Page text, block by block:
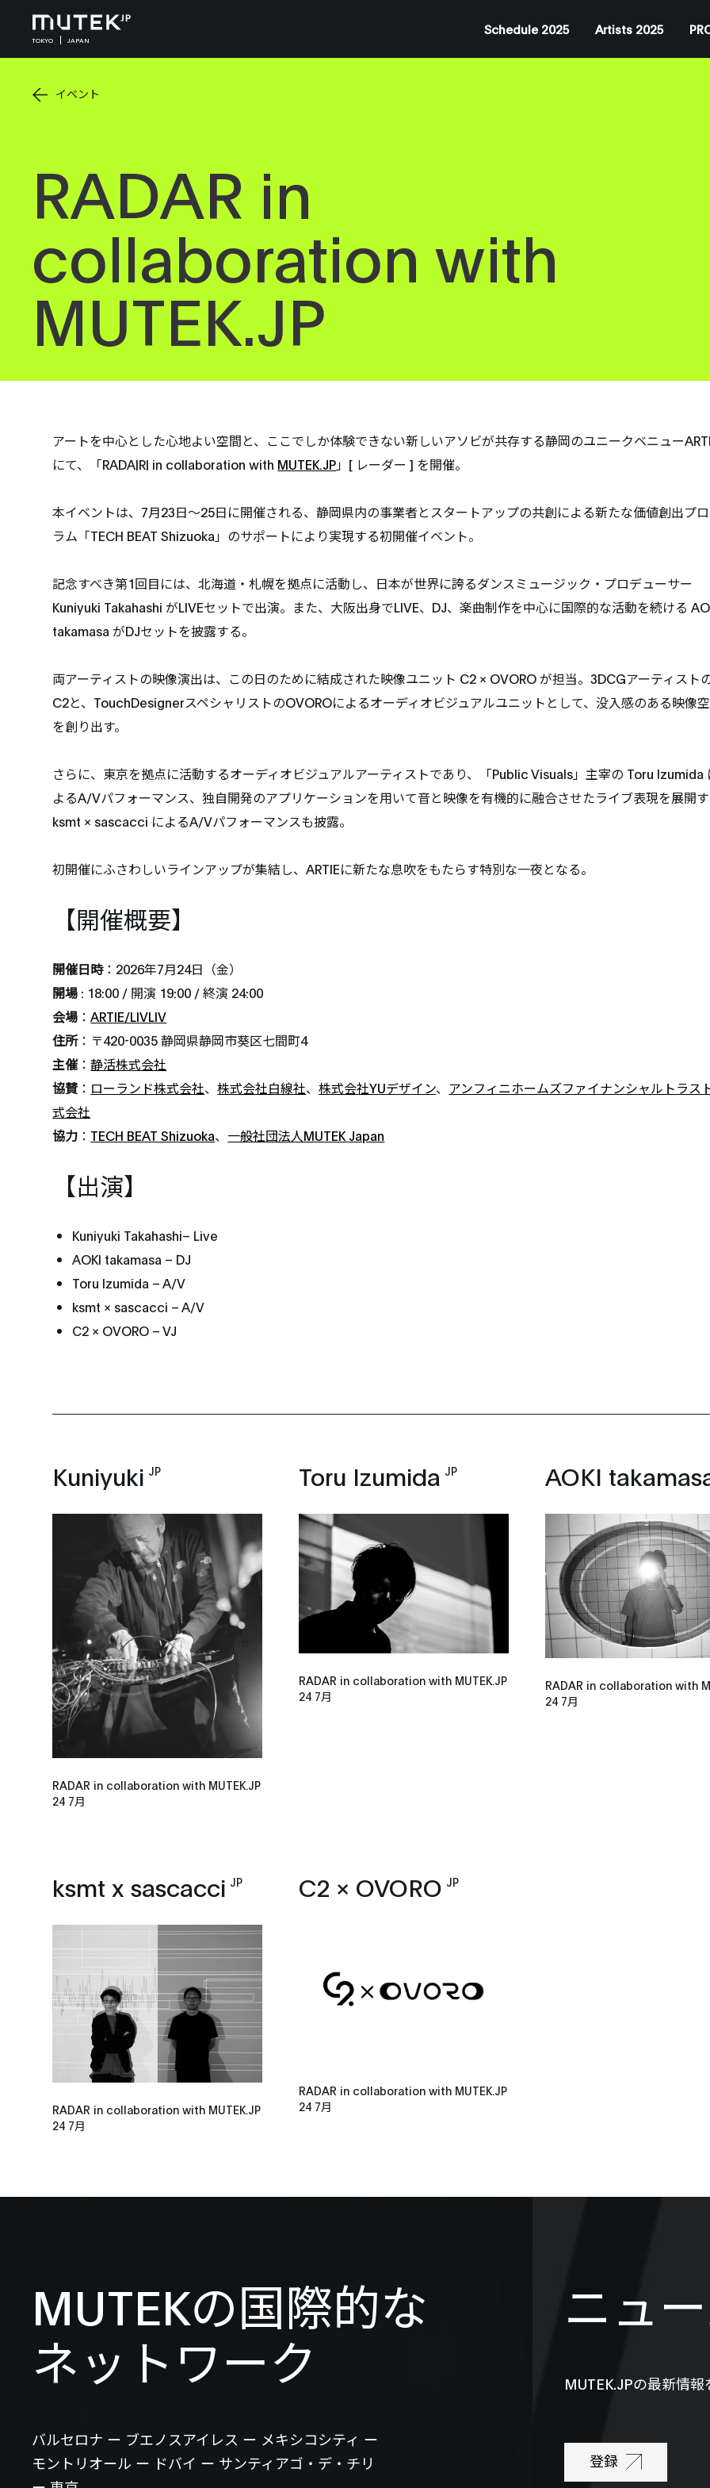
TOKYO JAPAN
Schedule 2025 Artists 2025
イベント
RADAR in
collaboration with
MUTEK.JP
アートを中心とした心地よい空間と、ここでしか体験できない新しいアソビが共存する静岡のユニークベニュー
にて、「RADA|R| in collaboration with MUTEK.JP」[ レーダー ] を開催。
本イベントは、7月23日〜25日に開催される、静岡県内の事業者とスタートアップの共創による新たな価値創出プ
ラム「TECH BEAT Shizuoka」のサポートにより実現する初開催イベント。
記念すべき第1回目には、北海道・札幌を拠点に活動し、日本が世界に誇るダンスミュージック・プロデューサー
Kuniyuki Takahashi がLIVEセットで出演。また、大阪出身でLIVE、DJ、楽曲制作を中心に国際的な活動を続ける
takamasa がDJセットを披露する。
両アーティストの映像演出は、この日のために結成された映像ユニット C2 × OVORO が担当。3DCGアーティスト
C2と、TouchDesignerスペシャリストのOVOROによるオーディオビジュアルユニットとして、没入感のある映像
を創り出す。
さらに、東京を拠点に活動するオーディオビジュアルアーティストであり、「Public Visuals」主宰の Toru Izumida
よるA/Vパフォーマンス、独自開発のアプリケーションを用いて音と映像を有機的に融合させたライブ表現を展開
ksmt × sascacci によるA/Vパフォーマンスも披露。
初開催にふさわしいラインアップが集結し、ARTIEに新たな息吹をもたらす特別な一夜となる。
【開催概要】
開催日時：2026年7月24日（金）
開場 : 18:00 / 開演 19:00 / 終演 24:00
会場 ：ARTIE/LIVLIV
住所：〒420-0035 静岡県静岡市葵区七間町4
主催 ：静活株式会社
協賛： ローランド株式会社、株式会社白線社、株式会社YUデザイン、 アンフィニホームズファイナンシャルトラス
式会社
協力 ： TECH BEAT Shizuoka、 一般社団法人MUTEK Japan
【出演】
Kuniyuki Takahashi– Live
AOKI takamasa – DJ
Toru Izumida – A/V
ksmt × sascacci – A/V
C2 × OVORO – VJ
Kuniyuki JP
RADAR in collaboration with MUTEK.JP
24 7月
Toru Izumida JP
RADAR in collaboration with MUTEK.JP
24 7月
AOKI
RADAR in collaboration with
24 7月
ksmt x sascacci JP
RADAR in collaboration with MUTEK.JP
24 7月
C2 × OVORO JP
RADAR in collaboration with MUTEK.JP
24 7月
MUTEKの国際的な
ネットワーク
バルセロナ ー ブエノスアイレス ー メキシコシティ ー
モントリオール ー ドバイ ー サンティアゴ・デ・チリ
ニュ
MUTEK.JPの最新情
登録